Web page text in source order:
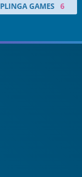
PLINGA GAMES 6